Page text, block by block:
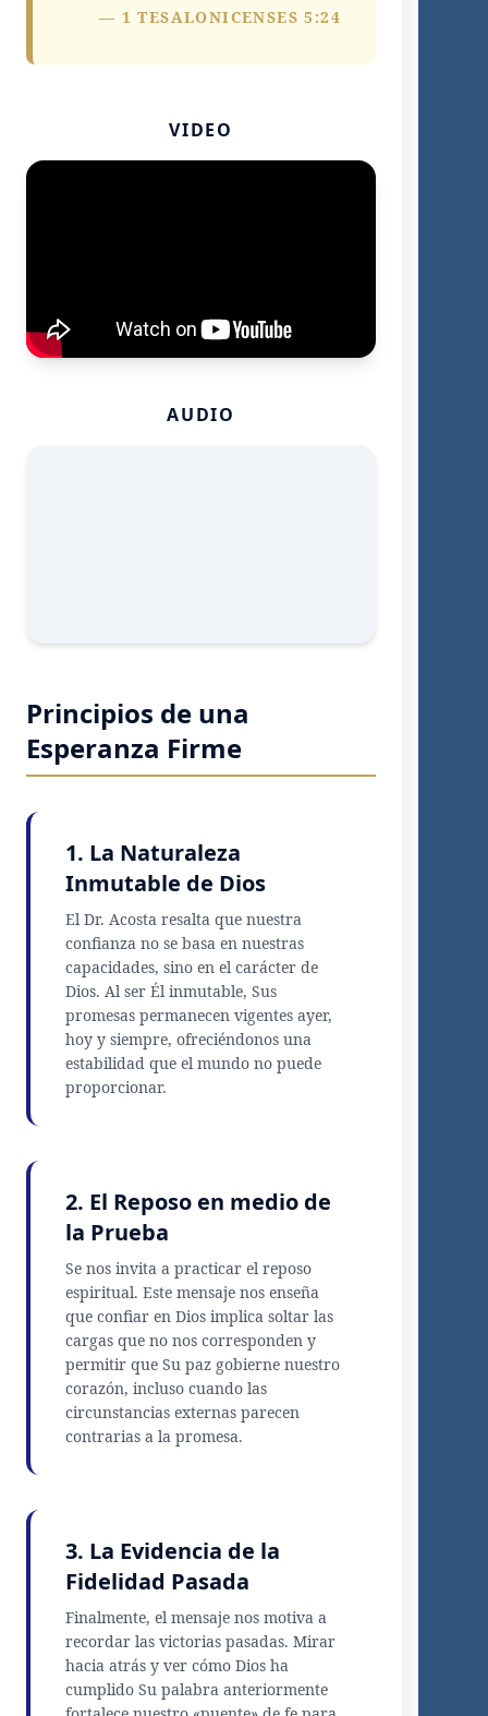
— 1 TESALONICENSES 5:24
VIDEO
AUDIO
Principios de una
Esperanza Firme
1. La Naturaleza
Inmutable de Dios
El Dr. Acosta resalta que nuestra
confianza no se basa en nuestras
capacidades, sino en el carácter de
Dios. Al ser Él inmutable, Sus
promesas permanecen vigentes ayer,
hoy y siempre, ofreciéndonos una
estabilidad que el mundo no puede
proporcionar.
2. El Reposo en medio de
la Prueba
Se nos invita a practicar el reposo
espiritual. Este mensaje nos enseña
que confiar en Dios implica soltar las
cargas que no nos corresponden y
permitir que Su paz gobierne nuestro
corazón, incluso cuando las
circunstancias externas parecen
contrarias a la promesa.
3. La Evidencia de la
Fidelidad Pasada
Finalmente, el mensaje nos motiva a
recordar las victorias pasadas. Mirar
hacia atrás y ver cómo Dios ha
cumplido Su palabra anteriormente